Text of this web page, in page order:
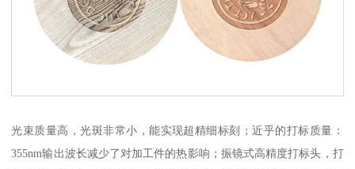
光束质量高，光斑非常小，能实现超精细标刻；近乎的打标质量：
355nm输出波长减少了对加工件的热影响；振镜式高精度打标头，打